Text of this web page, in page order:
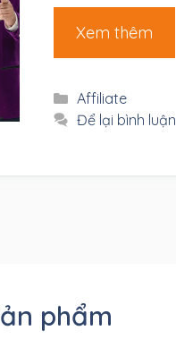
Xem thêm
Danh
mục
Affiliate
Để lại bình luận
phẩm